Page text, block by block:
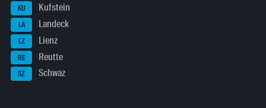
KU Kufstein
LA Landeck
LZ Lienz
RE Reutte
SZ Schwaz